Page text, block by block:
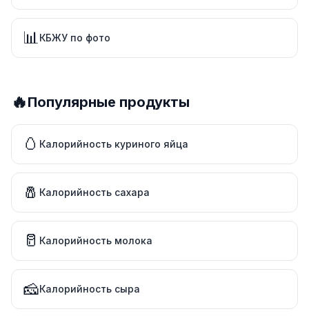
📊КБЖУ по фото
🔥Популярные продукты
🥚 Калорийность куриного яйца
🧂 Калорийность сахара
🥛 Калорийность молока
🧀Калорийность сыра